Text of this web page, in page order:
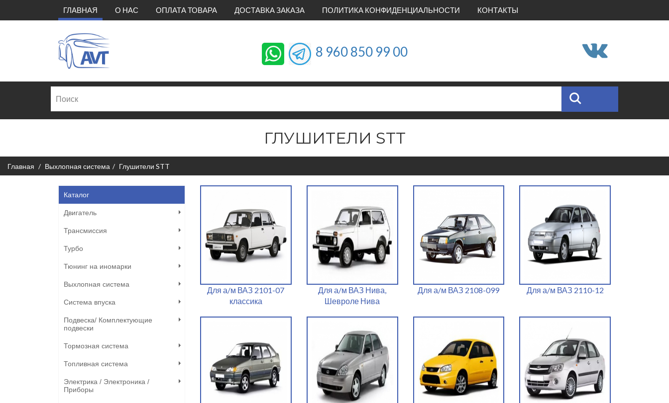
ГЛАВНАЯ (CURRENT)
О НАС ОПЛАТА ТОВАРА ДОСТАВКА ЗАКАЗА ПОЛИТИКА КОНФИДЕНЦИАЛЬНОСТИ КОНТАКТЫ
8 960 850 99 00
ГЛУШИТЕЛИ STT
Главная Выхлопная система Глушители STT
Каталог
Двигатель
Трансмиссия
Турбо
Тюнинг на иномарки
Выхлопная система
Система впуска
Подвеска/ Комплектующие
подвески
Тормозная система
Топливная система
Электрика / Электроника /
Приборы
Для а/м ВАЗ 2101-07
классика
Для а/м ВАЗ Нива,
Шевроле Нива
Для а/м ВАЗ 2108-099 Для а/м ВАЗ 2110-12